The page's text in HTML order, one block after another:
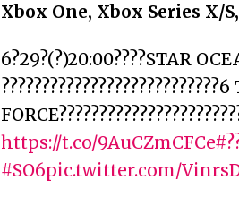
Xbox One, Xbox Series X/S,
6?29?(?)20:00????STAR
https://t.co/9AuCZmCFCe
#SO6pic.twitter.com/